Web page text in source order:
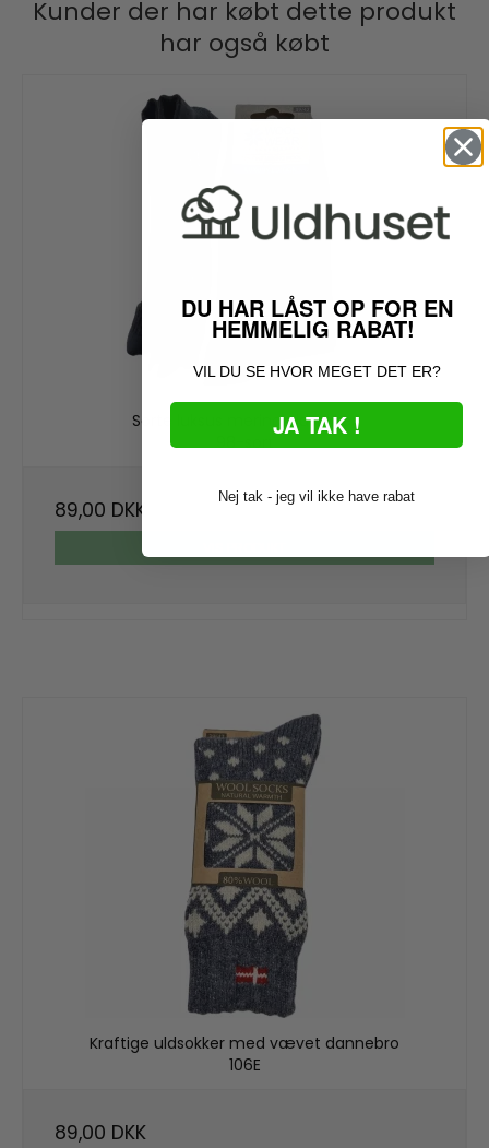
Kunder der har købt dette produkt
har også købt
Sorte luksus merino uldsokker
98-sort
89,00 DKK
Kraftige uldsokker med vævet dannebro
106E
89,00 DKK
DU HAR LÅST OP FOR EN
HEMMELIG RABAT!
VIL DU SE HVOR MEGET DET ER?
JA TAK !
Nej tak - jeg vil ikke have rabat